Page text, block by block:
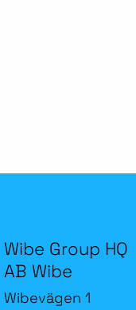
Wibe Group HQ
AB Wibe
Wibevägen 1